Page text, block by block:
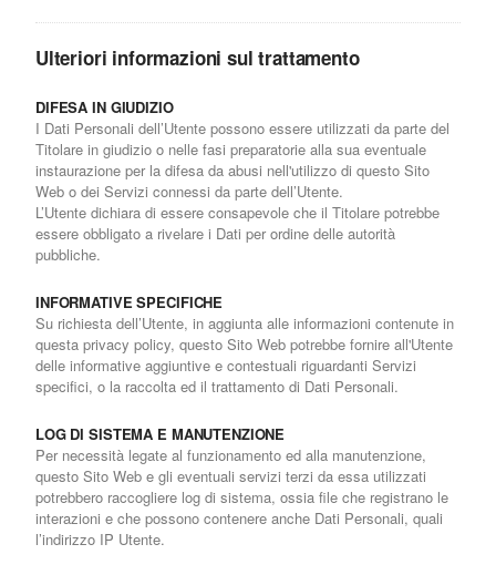
Ulteriori informazioni sul trattamento
DIFESA IN GIUDIZIO
I Dati Personali dell’Utente possono essere utilizzati da parte del
Titolare in giudizio o nelle fasi preparatorie alla sua eventuale
instaurazione per la difesa da abusi nell'utilizzo di questo Sito
Web o dei Servizi connessi da parte dell’Utente.
L’Utente dichiara di essere consapevole che il Titolare potrebbe
essere obbligato a rivelare i Dati per ordine delle autorità
pubbliche.
INFORMATIVE SPECIFICHE
Su richiesta dell’Utente, in aggiunta alle informazioni contenute in
questa privacy policy, questo Sito Web potrebbe fornire all'Utente
delle informative aggiuntive e contestuali riguardanti Servizi
specifici, o la raccolta ed il trattamento di Dati Personali.
LOG DI SISTEMA E MANUTENZIONE
Per necessità legate al funzionamento ed alla manutenzione,
questo Sito Web e gli eventuali servizi terzi da essa utilizzati
potrebbero raccogliere log di sistema, ossia file che registrano le
interazioni e che possono contenere anche Dati Personali, quali
l’indirizzo IP Utente.